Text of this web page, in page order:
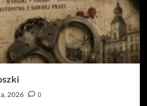
2026 0